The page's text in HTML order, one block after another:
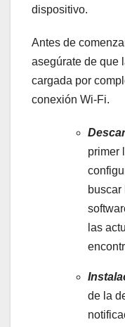
dispositivo.
Antes de
⁢asegúrate ‍de que
⁣cargada por
conexión‍ Wi-Fi.
primer
buscar
las
de la⁢